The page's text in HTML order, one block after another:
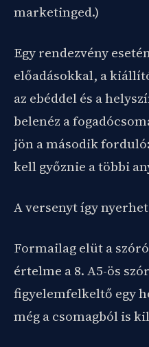
marketinged.)
Egy rendezvény
előadásokkal, a
az ebéddel és a
belenéz a
jön a második
kell győznie a többi
A versenyt így
Formailag elüt a
értelme a 8. A5-ös
figyelemfelkeltő egy
még a csomagból is